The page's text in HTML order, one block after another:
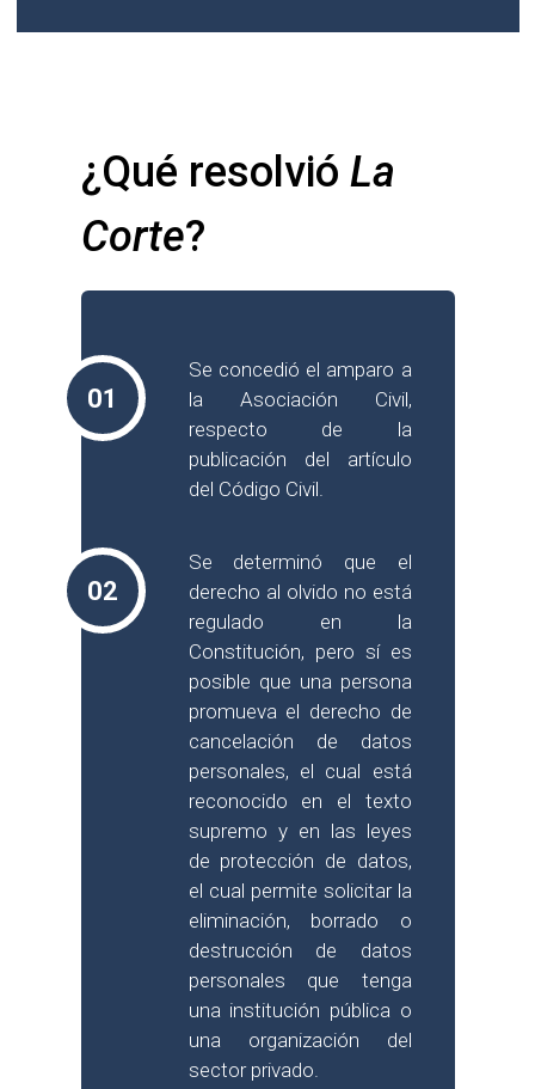
¿Qué resolvió La
Corte?
01
Se concedió el amparo a
la Asociación Civil,
respecto de la
publicación del artículo
del Código Civil.
02
Se determinó que el
derecho al olvido no está
regulado en la
Constitución, pero sí es
posible que una persona
promueva el derecho de
cancelación de datos
personales, el cual está
reconocido en el texto
supremo y en las leyes
de protección de datos,
el cual permite solicitar la
eliminación, borrado o
destrucción de datos
personales que tenga
una institución pública o
una organización del
sector privado.